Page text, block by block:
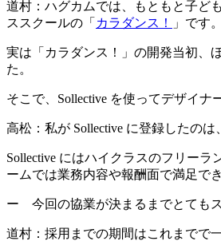
道村： ハグカムでは、もともと子ど
ススクールの「 カラダンス！ 」です。
実は「カラダンス！」の開発当初、
た。
そこで、Sollective を使ってデザイナ
高松 ：私が Sollective に登録したの
Sollective にはハイクラスのフリー
ームでは業務内容や報酬面で満足で
ー 今回の協業が決まるまでとても
道村： 採用までの期間はこれまでで